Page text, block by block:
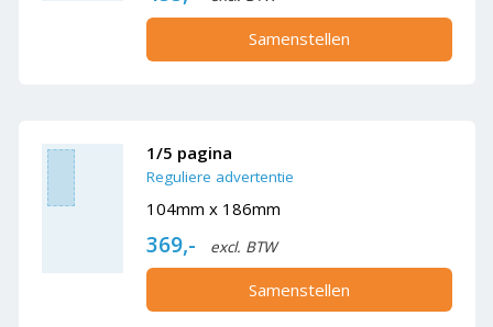
Samenstellen
1/5 pagina
Reguliere advertentie
104mm x 186mm
369,- excl. BTW
Samenstellen